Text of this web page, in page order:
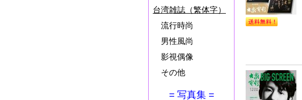
台湾雑誌（繁体字）
流行時尚
男性風尚
影視偶像
その他
= 写真集 =